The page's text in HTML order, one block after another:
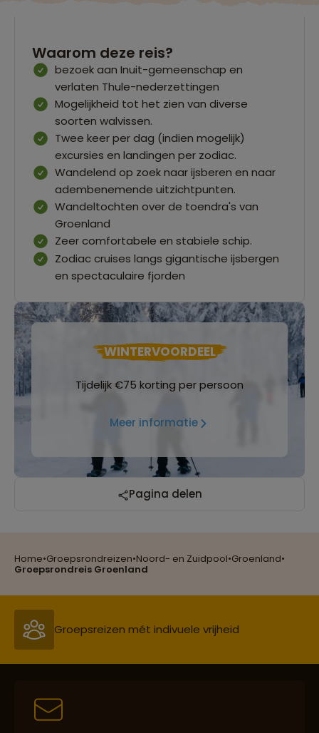
Home•Groepsrondreizen•Noord- en Zuidpool•Groenland•
Groepsrondreis Groenland
Waarom deze reis?
bezoek aan Inuit-gemeenschap en
verlaten Thule-nederzettingen
Mogelijkheid tot het zien van diverse
soorten walvissen.
Twee keer per dag (indien mogelijk)
excursies en landingen per zodiac.
Wandelend op zoek naar ijsberen en naar
adembenemende uitzichtpunten.
Wandeltochten over de toendra's van
Groenland
Zeer comfortabele en stabiele schip.
Zodiac cruises langs gigantische ijsbergen
en spectaculaire fjorden
WINTERVOORDEEL
Tijdelijk €75 korting per persoon
Meer informatie
Pagina delen
Reizen met oog voor mens, cultuur en milieu
Groepsreizen mét indivuele vrijheid
Reiszekerheid met Sawadee